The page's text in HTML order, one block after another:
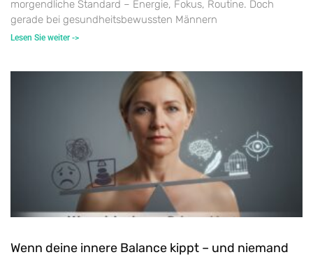
morgendliche Standard – Energie, Fokus, Routine. Doch
gerade bei gesundheitsbewussten Männern
Lesen Sie weiter ->
Wenn deine innere Balance kippt – und niemand